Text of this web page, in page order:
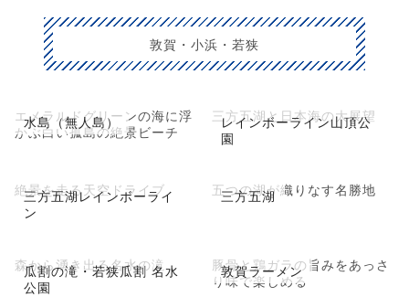
敦賀・小浜・若狭
水島（無人島）
エメラルドグリーンの海に浮
かぶ白い孤島の絶景ビーチ
レインボーライン山頂公
園
三方五湖と日本海の大展望
三方五湖レインボーライ
ン
絶景を走る天空ドライブ 三方五湖
五つの湖が織りなす名勝地
瓜割の滝・若狭瓜割 名水
公園
森から湧き出る名水の滝 敦賀ラーメン
豚骨と鶏ガラの旨みをあっさ
り味で楽しめる